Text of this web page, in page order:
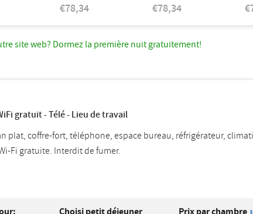
€78,34 €78,34
site web? Dormez la première nuit gratuitement!
gratuit - Télé - Lieu de travail
plat, coffre-fort, téléphone, espace bureau, réfrigérateur,
Fi gratuite. Interdit de fumer.
Choisi petit déjeuner Prix par chambre